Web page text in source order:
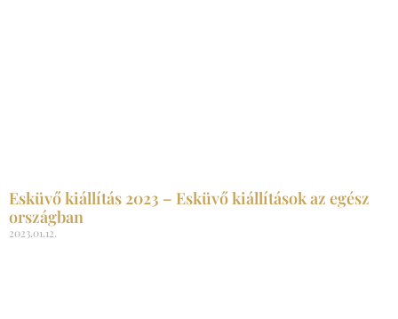
Esküvő kiállítás 2023 – Esküvő kiállítások az egész
országban
2023.01.12.